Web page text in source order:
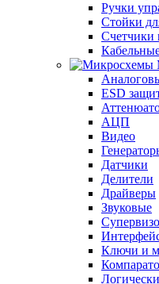
Ручки
Стойки
Счетчики
ESD
АЦП
Видео
Датчики
Делители
Драйверы
Звуковые
Ключи и